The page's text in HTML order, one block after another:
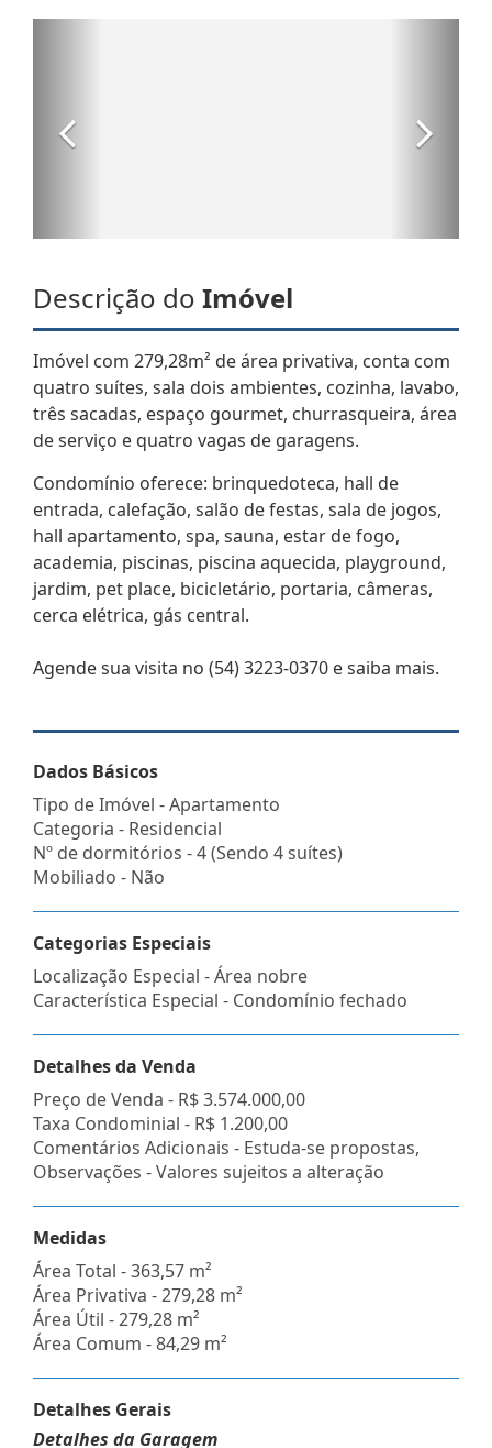
Descrição do Imóvel
Imóvel com 279,28m² de área privativa, conta com
quatro suítes, sala dois ambientes, cozinha, lavabo,
três sacadas, espaço gourmet, churrasqueira, área
de serviço e quatro vagas de garagens.
Condomínio oferece: brinquedoteca, hall de
entrada, calefação, salão de festas, sala de jogos,
hall apartamento, spa, sauna, estar de fogo,
academia, piscinas, piscina aquecida, playground,
jardim, pet place, bicicletário, portaria, câmeras,
cerca elétrica, gás central.
Agende sua visita no (54) 3223-0370 e saiba mais.
Dados Básicos
Tipo de Imóvel - Apartamento
Categoria - Residencial
Nº de dormitórios - 4 (Sendo 4 suítes)
Mobiliado - Não
Categorias Especiais
Localização Especial - Área nobre
Característica Especial - Condomínio fechado
Detalhes da Venda
Preço de Venda - R$ 3.574.000,00
Taxa Condominial - R$ 1.200,00
Comentários Adicionais - Estuda-se propostas,
Observações - Valores sujeitos a alteração
Medidas
Área Total - 363,57 m²
Área Privativa - 279,28 m²
Área Útil - 279,28 m²
Área Comum - 84,29 m²
Detalhes Gerais
Detalhes da Garagem